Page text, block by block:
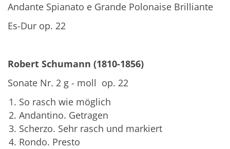
Andante Spianato e Grande Polonaise Brilliante
Es-Dur op. 22
Robert Schumann (1810-1856)
Sonate Nr. 2 g - moll op. 22
So rasch wie möglich
Andantino. Getragen
Scherzo. Sehr rasch und markiert
Rondo. Presto